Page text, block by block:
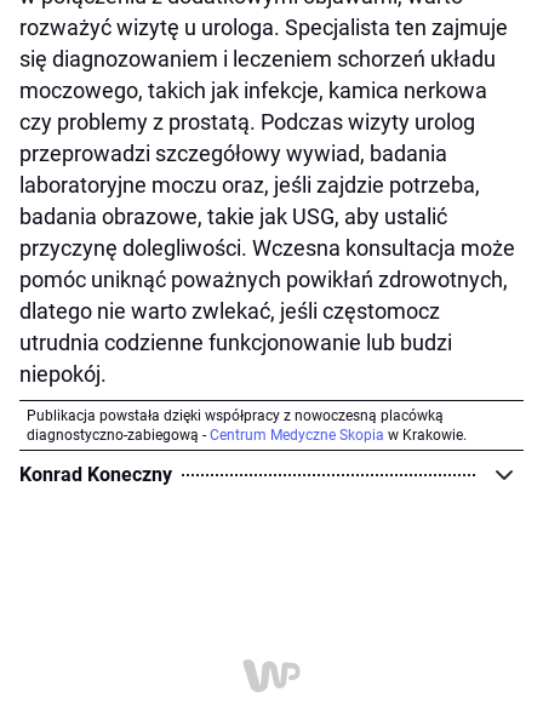
rozważyć wizytę u urologa. Specjalista ten zajmuje
się diagnozowaniem i leczeniem schorzeń układu
moczowego, takich jak infekcje, kamica nerkowa
czy problemy z prostatą. Podczas wizyty urolog
przeprowadzi szczegółowy wywiad, badania
laboratoryjne moczu oraz, jeśli zajdzie potrzeba,
badania obrazowe, takie jak USG, aby ustalić
przyczynę dolegliwości. Wczesna konsultacja może
pomóc uniknąć poważnych powikłań zdrowotnych,
dlatego nie warto zwlekać, jeśli częstomocz
utrudnia codzienne funkcjonowanie lub budzi
niepokój.
Publikacja powstała dzięki współpracy z nowoczesną placówką
diagnostyczno-zabiegową - Centrum Medyczne Skopia w Krakowie.
Konrad Koneczny